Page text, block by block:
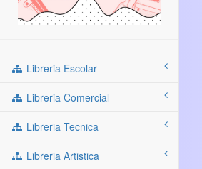
Libreria Escolar
Libreria Comercial
Libreria Tecnica
Libreria Artistica